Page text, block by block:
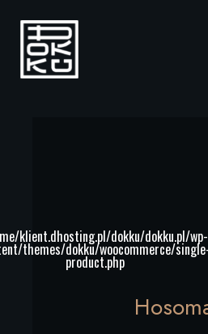
klient.dhosting.pl/dokku/dokku.pl/wp-
themes/dokku/woocommerce/
product.php